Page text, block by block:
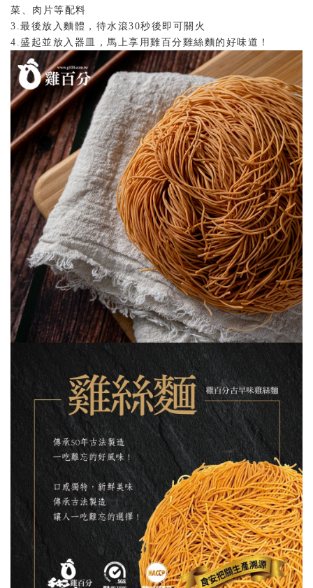
菜、肉片等配料
3.最後放入麵體，待水滾30秒後即可關火
4.盛起並放入器皿，馬上享用雞百分雞絲麵的好味道！